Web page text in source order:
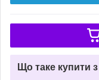
Що таке купити